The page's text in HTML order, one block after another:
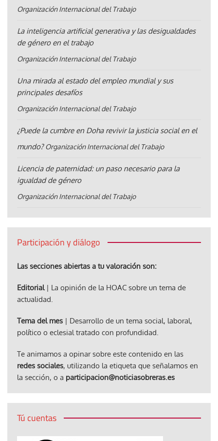
Organización Internacional del Trabajo
La inteligencia artificial generativa y las desigualdades
de género en el trabajo
Organización Internacional del Trabajo
Una mirada al estado del empleo mundial y sus
principales desafíos
Organización Internacional del Trabajo
¿Puede la cumbre en Doha revivir la justicia social en el
mundo? Organización Internacional del Trabajo
Licencia de paternidad: un paso necesario para la
igualdad de género
Organización Internacional del Trabajo
Participación y diálogo
Las secciones abiertas a tu valoración son:
Editorial| La opinión de la HOAC sobre un tema de
actualidad.
Tema del mes | Desarrollo de un tema social, laboral,
político o eclesial tratado con profundidad.
Te animamos a opinar sobre este contenido en las
redes sociales, utilizando la etiqueta que señalamos en
la sección, o a participacion@noticiasobreras.es
Tú cuentas